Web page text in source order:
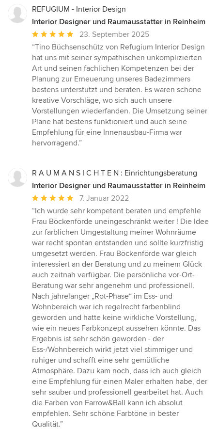
REFUGIUM - Interior Design
Interior Designer und Raumausstatter in Reinheim
Durchschnittliche
Bewertung:
5
von
5
Sternen
23. September 2025
“Tino Büchsenschütz von Refugium Interior Design
hat uns mit seiner sympathischen unkomplizierten
Art und seinen fachlichen Kompetenzen bei der
Planung zur Erneuerung unseres Badezimmers
bestens unterstützt und beraten. Es waren schöne
kreative Vorschläge, wo sich auch unsere
Vorstellungen wiederfanden. Die Umsetzung seiner
Pläne hat bestens funktioniert und auch seine
Empfehlung für eine Innenausbau-Firma war
hervorragend.”
R A U M A N S I C H T E N : Einrichtungsberatung
Interior Designer und Raumausstatter in Reinheim
Durchschnittliche
Bewertung:
5
von
5
Sternen
7. Januar 2022
“Ich wurde sehr kompetent beraten und empfehle
Frau Böckenförde uneingeschränkt weiter ! Die Idee
zur farblichen Umgestaltung meiner Wohnräume
war recht spontan entstanden und sollte kurzfristig
umgesetzt werden. Frau Böckenförde war gleich
interessiert an der Beratung und zu meinem Glück
auch zeitnah verfügbar. Die persönliche vor-Ort-
Beratung war sehr angenehm und professionell.
Nach jahrelanger „Rot-Phase“ im Ess- und
Wohnbereich war ich regelrecht farbenblind
geworden und hatte keine wirkliche Vorstellung,
wie ein neues Farbkonzept aussehen könnte. Das
Ergebnis ist sehr schön geworden - der
Ess-/Wohnbereich wirkt jetzt viel stimmiger und
ruhiger und schafft eine sehr gemütliche
Atmosphäre. Dazu kam noch, dass ich auch gleich
eine Empfehlung für einen Maler erhalten habe, der
sehr sauber und professionell gearbeitet hat. Auch
die Farben von Farrow&Ball kann ich absolut
empfehlen. Sehr schöne Farbtöne in bester
Qualität.”